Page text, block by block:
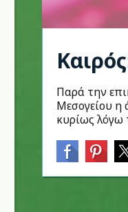
Παρά την
Μεσογείου η
κυρίως λόγω